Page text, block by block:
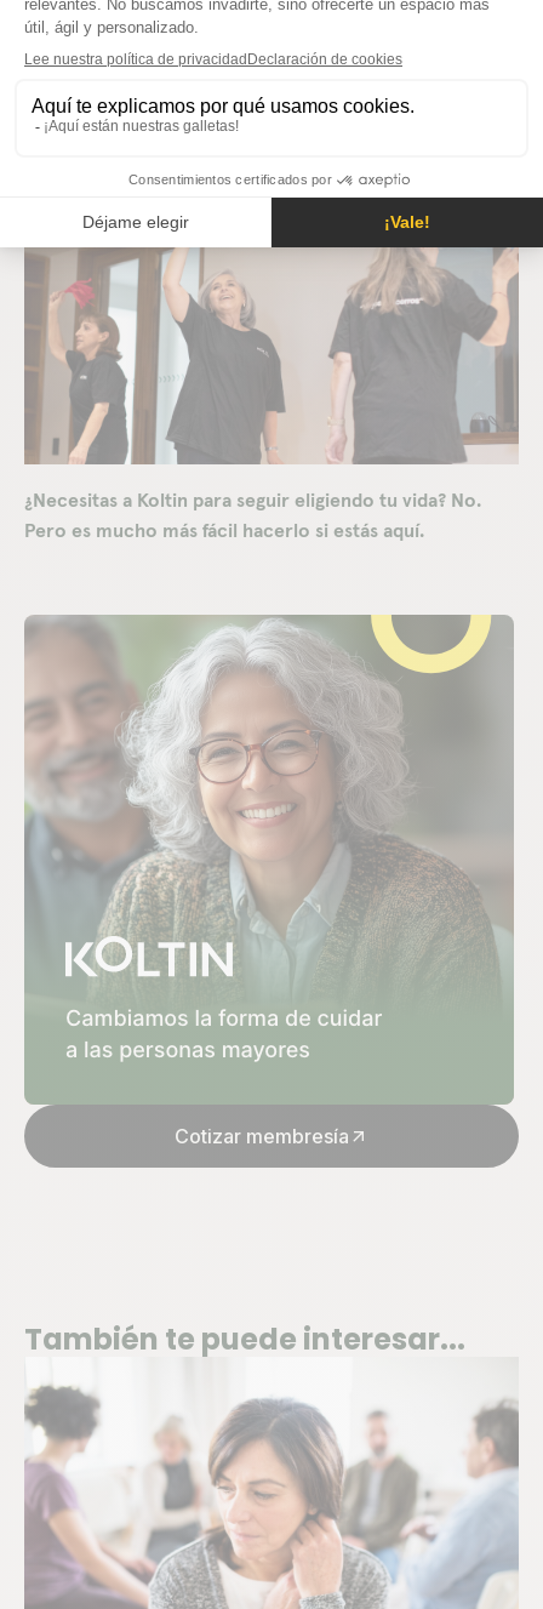
Cotizar membresía arrow_outward
Donde se conserve la capacidad de elegir, de crecer, de
reinventarse. Comunidad Koltin es ese espacio donde
quienes antes eran pacientes o usuarios se vuelven
protagonistas. Y esa, creemos, es la verdadera medicina
¿Necesitas a Koltin para seguir eligiendo tu vida? No.
Pero es mucho más fácil hacerlo si estás aquí.
También te puede interesar...